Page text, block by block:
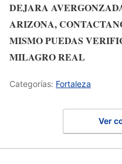
DEJARA
ARIZONA,
MISMO PUEDAS
MILAGRO REAL
Categorías: Fortaleza
Ver